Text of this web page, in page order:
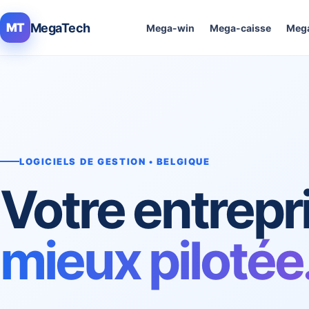
MT MegaTech Mega-win Mega-caisse
LOGICIELS DE GESTION • BELGIQUE
Votre
mieux